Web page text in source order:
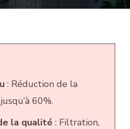
: Réduction de la
60%.
la qualité: Filtration,